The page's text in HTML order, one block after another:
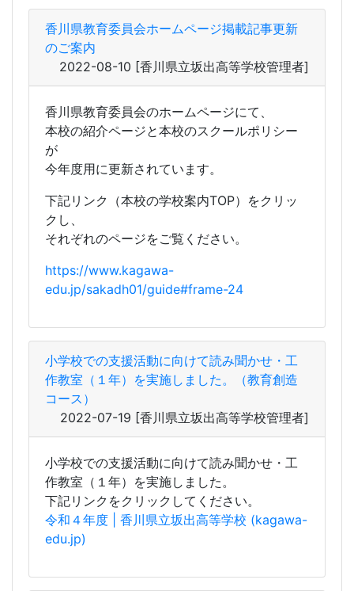
香川県教育委員会のホームページにて、
本校の紹介ページと本校のスクールポリシー
下記リンク（本校の学校案内TOP）をクリッ
クし、
それぞれのページをご覧ください。
https://www.kagawa-
edu.jp/sakadh01/guide#frame-24
小学校での支援活動に向けて読み聞かせ・工
コース）
2022-07-19[香川県立坂出高等学校管理者]
小学校での支援活動に向けて読み聞かせ・工
作教室（１年）を実施しました。
下記リンクをクリックしてください。
edu.jp)
端末使用におけるガイドライン